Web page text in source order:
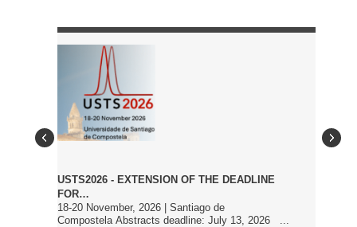
USTS2026 - EXTENSION OF THE DEADLINE
FOR…
18-20 November, 2026 | Santiago de
Compostela Abstracts deadline: July 13, 2026 ...